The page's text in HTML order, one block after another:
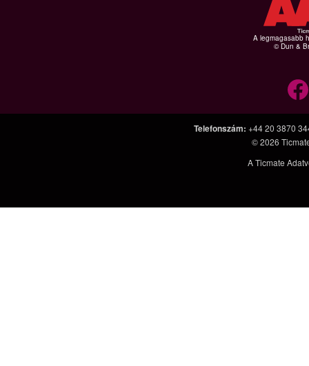
A legmagasabb
© Dun &
Telefonszám: +44 20 3870
© 2026
A Ticmate